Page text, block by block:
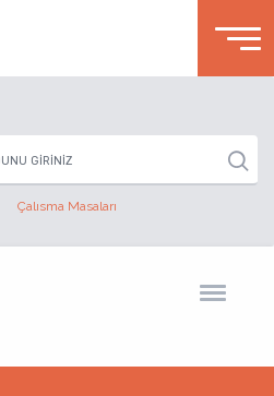
Çalısma Masaları